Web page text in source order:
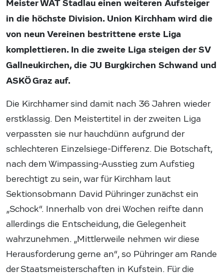
Meister WAT Stadlau einen weiteren Aufsteiger
in die höchste Division. Union Kirchham wird die
von neun Vereinen bestrittene erste Liga
komplettieren. In die zweite Liga steigen der SV
Gallneukirchen, die JU Burgkirchen Schwand und
ASKÖ Graz auf.
Die Kirchhamer sind damit nach 36 Jahren wieder
erstklassig. Den Meistertitel in der zweiten Liga
verpassten sie nur hauchdünn aufgrund der
schlechteren Einzelsiege-Differenz. Die Botschaft,
nach dem Wimpassing-Ausstieg zum Aufstieg
berechtigt zu sein, war für Kirchham laut
Sektionsobmann David Pühringer zunächst ein
„Schock“. Innerhalb von drei Wochen reifte dann
allerdings die Entscheidung, die Gelegenheit
wahrzunehmen. „Mittlerweile nehmen wir diese
Herausforderung gerne an“, so Pühringer am Rande
der Staatsmeisterschaften in Kufstein. Für die